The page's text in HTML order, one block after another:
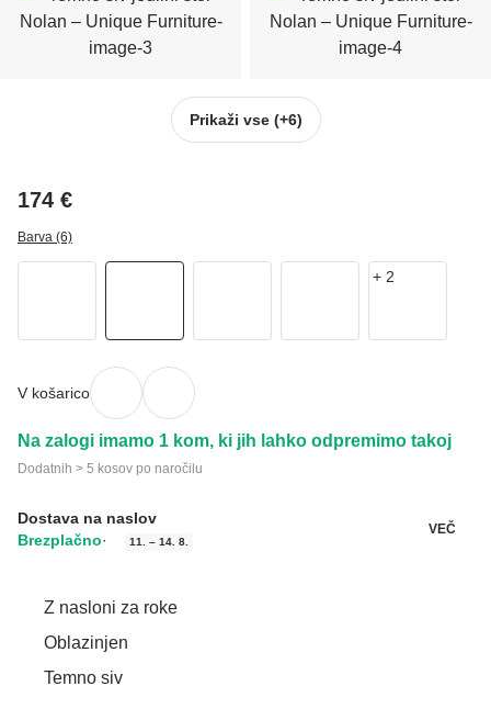
Prikaži vse (+6)
174 €
Barva (6)
+ 2
V košarico
Na zalogi imamo 1 kom, ki jih lahko odpremimo takoj
Dodatnih > 5 kosov po naročilu
Dostava na naslov
Brezplačno· 11. – 14. 8.
VEČ
Z nasloni za roke
Oblazinjen
Temno siv